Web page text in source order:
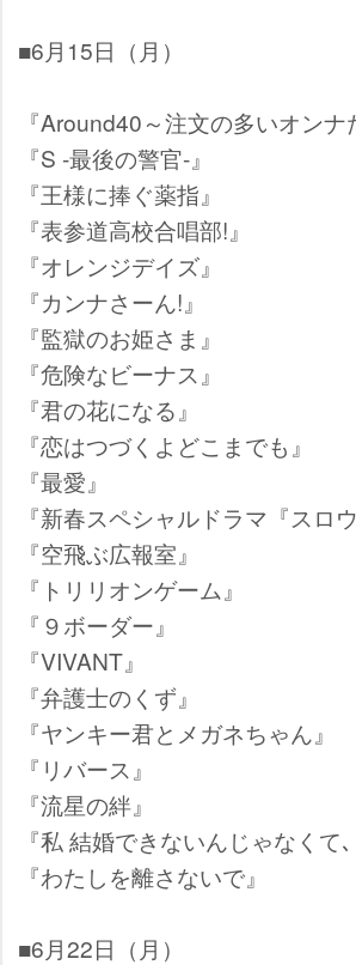
■6月15日（月）
『Around40～注文の多いオンナ
『S -最後の警官-』
『王様に捧ぐ薬指』
『表参道高校合唱部!』
『オレンジデイズ』
『カンナさーん!』
『監獄のお姫さま』
『危険なビーナス』
『君の花になる』
『恋はつづくよどこまでも』
『最愛』
『新春スペシャルドラマ『スロ
『空飛ぶ広報室』
『トリリオンゲーム』
『９ボーダー』
『VIVANT』
『弁護士のくず』
『ヤンキー君とメガネちゃん』
『リバース』
『流星の絆』
『私 結婚できないんじゃなくて
『わたしを離さないで』
■6月22日（月）